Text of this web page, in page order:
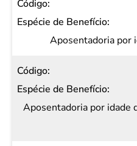
Aposentadoria por
Aposentadoria por idade